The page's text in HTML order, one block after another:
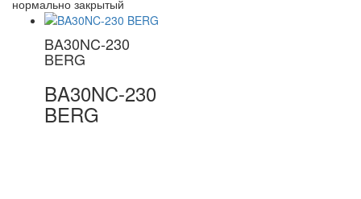
нормально закрытый
BA30NC-230
BERG
BA30NC-230
BERG